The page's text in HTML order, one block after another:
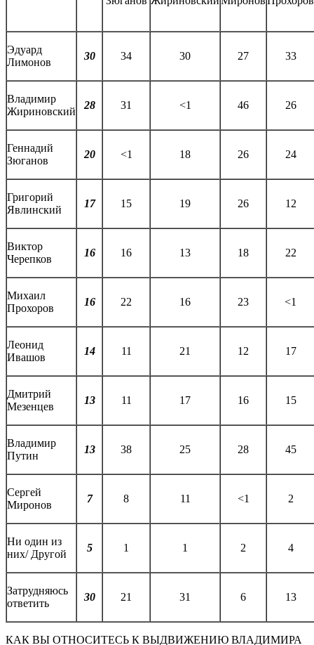
Эдуард
Лимонов
30 34 30 27 33
Владимир
Жириновский
28 31 <1 46 26
Геннадий
Зюганов
20 <1 18 26 24
Григорий
Явлинский
17 15 19 26 12
Виктор
Черепков
16 16 13 18 22
Михаил
Прохоров
16 22 16 23 <1
Леонид
Ивашов
14 11 21 12 17
Дмитрий
Мезенцев
13 11 17 16 15
Владимир
Путин
13 38 25 28 45
Сергей
Миронов
7 8 11 <1 2
Ни один из
них/ Другой
5 1 1 2 4
Затрудняюсь
ответить
30 21 31 6 13
КАК ВЫ ОТНОСИТЕСЬ К ВЫДВИЖЕНИЮ ВЛАДИМИРА